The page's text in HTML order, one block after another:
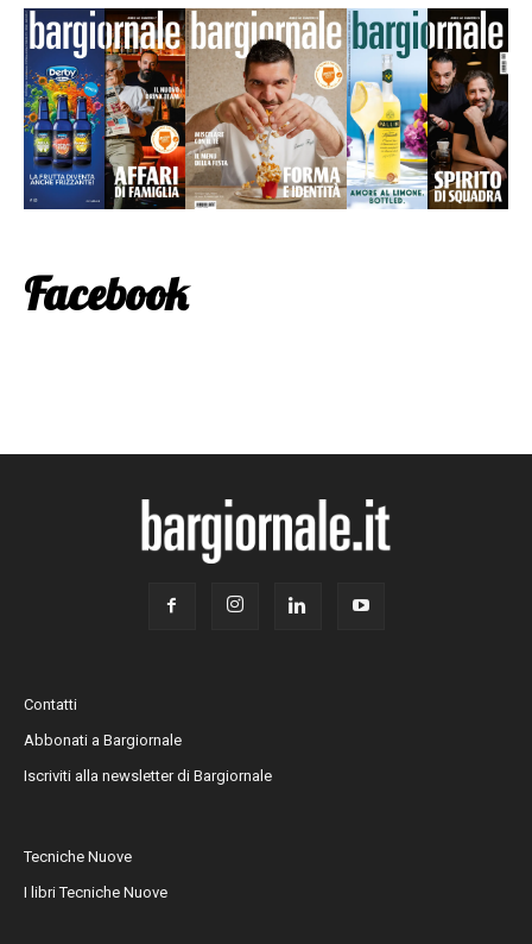
Facebook
Contatti
Abbonati a Bargiornale
Iscriviti alla newsletter di Bargiornale
Tecniche Nuove
I libri Tecniche Nuove